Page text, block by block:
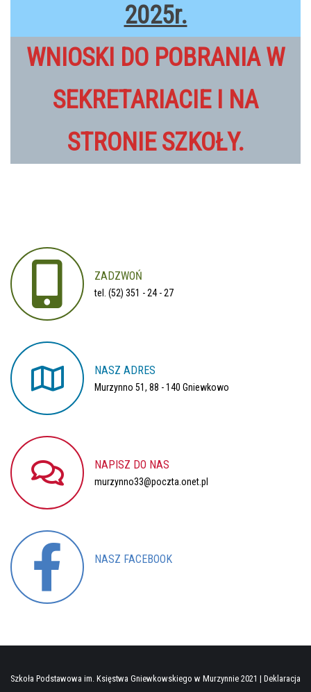
2025r.
WNIOSKI DO POBRANIA W
SEKRETARIACIE I NA
STRONIE SZKOŁY.
ZADZWOŃ
tel. (52) 351 - 24 - 27
NASZ ADRES
Murzynno 51, 88 - 140 Gniewkowo
NAPISZ DO NAS
murzynno33@poczta.onet.pl
NASZ FACEBOOK
Szkoła Podstawowa im. Księstwa Gniewkowskiego w Murzynnie 2021 | Deklaracja